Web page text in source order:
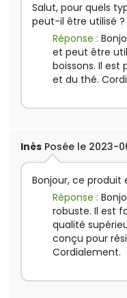
Salut, pour quels
peut-il être utilisé ?
Réponse :
et peut être
boissons. Il
et du thé.
Inès Posée le 2023-
Bonjour, ce produit
Réponse :
robuste. Il est
qualité
conçu pour
Cordialement.